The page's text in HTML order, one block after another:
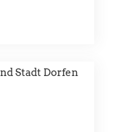
Stadt Dorfen